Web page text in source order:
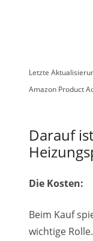
Letzte
Amazon Product
Darauf
Die Kosten:
Beim Kauf
wichtige